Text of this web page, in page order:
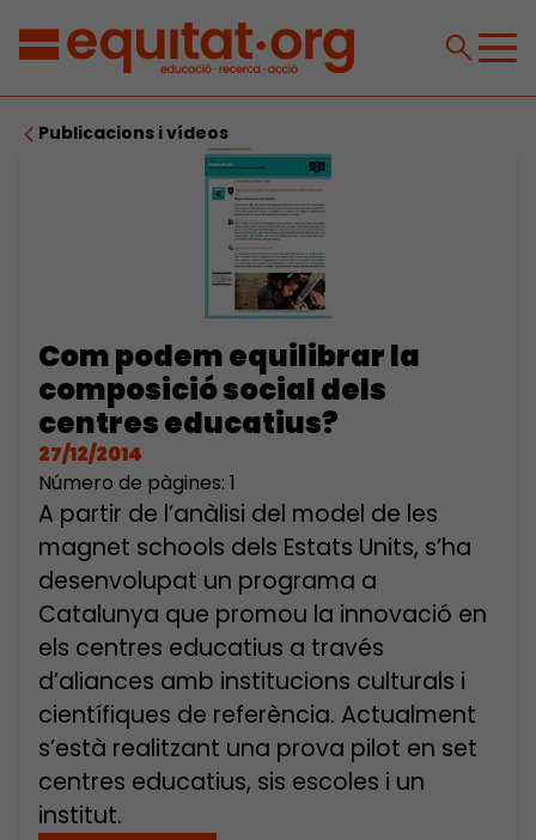
Publicacions i vídeos
Com podem equilibrar la
composició social dels
centres educatius?
27/12/2014
Número de pàgines: 1
A partir de l’anàlisi del model de les
magnet schools dels Estats Units, s’ha
desenvolupat un programa a
Catalunya que promou la innovació en
els centres educatius a través
d’aliances amb institucions culturals i
científiques de referència. Actualment
s’està realitzant una prova pilot en set
centres educatius, sis escoles i un
institut.